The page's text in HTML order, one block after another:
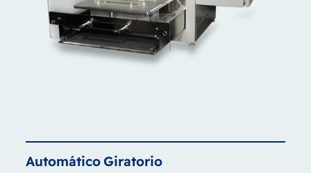
AutomáticoGiratorio